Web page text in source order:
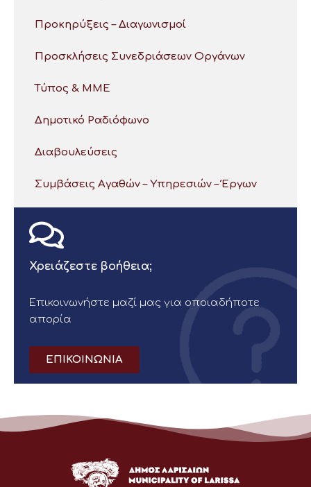
Προκηρύξεις – Διαγωνισμοί
Προσκλήσεις Συνεδριάσεων Οργάνων
Τύπος & ΜΜΕ
Δημοτικό Ραδιόφωνο
Διαβουλεύσεις
Συμβάσεις Αγαθών – Υπηρεσιών – Έργων
Χρειάζεστε βοήθεια;
Επικοινωνήστε μαζί μας για οποιαδήποτε
απορία
ΕΠΙΚΟΙΝΩΝΙΑ